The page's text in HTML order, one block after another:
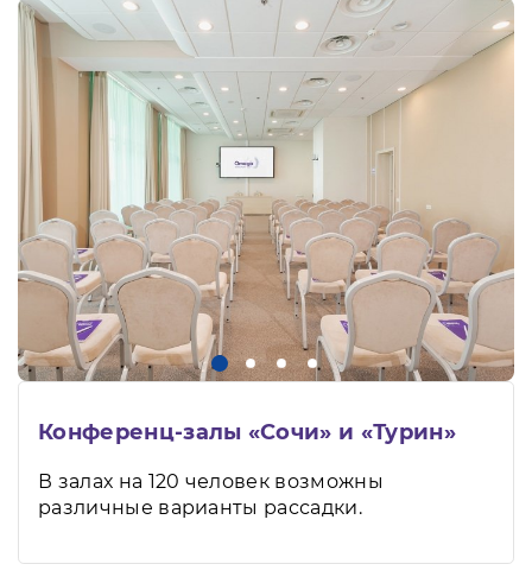
Конференц-залы «Сочи» и «Турин»
В залах на 120 человек возможны
различные варианты рассадки.